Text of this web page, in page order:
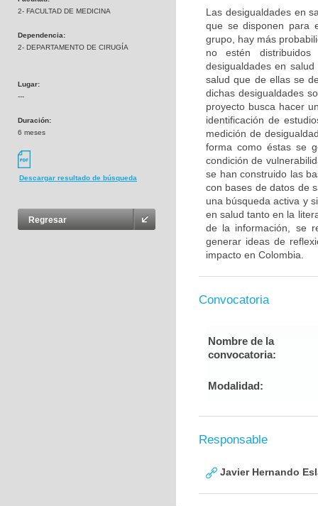
2- FACULTAD DE MEDICINA
Dependencia:
2- DEPARTAMENTO DE CIRUGÍA
Lugar:
---
Duración:
6 meses
Descargar resultado de búsqueda
Regresar
Las desigualdades en
que se disponen para
grupo, hay más
no estén
desigualdades en
salud que de ellas se
dichas desigualdades
proyecto busca hacer
identificación de
medición de
forma como éstas se
condición de
se han construido las
con bases de datos de
una búsqueda activa y
en salud tanto en la
de la información, se
generar ideas de
impacto en Colombia.
Convocatoria
Nombre de la
convocatoria:
Modalidad:
Responsable
Javier Hernando